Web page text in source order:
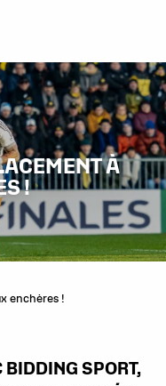
À
!
enchères !
BIDDING SPORT,